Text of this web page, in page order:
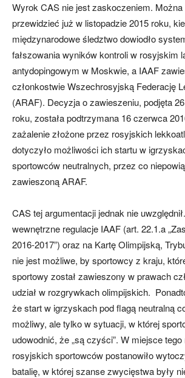
Wyrok CAS nie jest zaskoczeniem. Można
przewidzieć już w listopadzie 2015 roku,
międzynarodowe śledztwo dowiodło
fałszowania wyników kontroli w rosyjskim
antydopingowym w Moskwie, a IAAF
członkostwie Wszechrosyjską Federację
(ARAF). Decyzja o zawieszeniu, podjęta
roku, została podtrzymana 16 czerwca
zażalenie złożone przez rosyjskich
dotyczyło możliwości ich startu w
sportowców neutralnych, przez co
zawieszoną ARAF.
CAS tej argumentacji jednak nie
wewnętrzne regulacje IAAF (art. 22.1.a
2016-2017”) oraz na Kartę Olimpijską,
nie jest możliwe, by sportowcy z kraju,
sportowy został zawieszony w prawach
udział w rozgrywkach olimpijskich.
że start w igrzyskach pod flagą neutralną
możliwy, ale tylko w sytuacji, w której
udowodnić, że „są czyści”. W miejsce
rosyjskich sportowców postanowiło
batalię, w której szanse zwycięstwa były